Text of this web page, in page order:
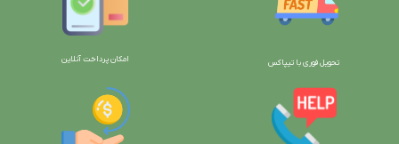
تحویل فوری با تیپاکس امکان پرداخت آنلاین